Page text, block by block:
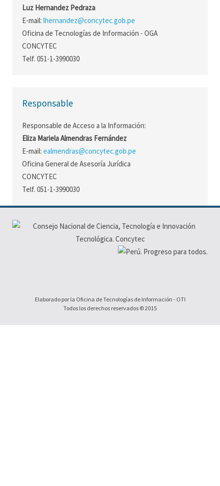
Luz Hernandez Pedraza
E-mail: lhernandez@concytec.gob.pe
Oficina de Tecnologías de Información - OGA
CONCYTEC
Telf. 051-1-3990030
Responsable
Responsable de Acceso a la Información:
Eliza Mariela Almendras Fernández
E-mail: ealmendras@concytec.gob.pe
Oficina General de Asesoría Jurídica
CONCYTEC
Telf. 051-1-3990030
Elaborado por la Oficina de Tecnologías de Información - OTI
Todos los derechos reservados © 2015